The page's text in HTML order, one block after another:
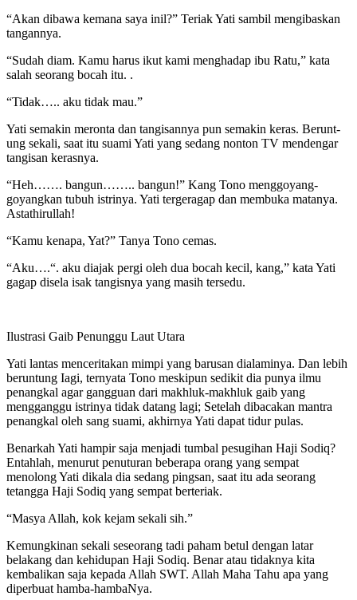
“Akan dibawa kemana saya inil?” Teriak Yati sambil mengibaskan
tangannya.
“Sudah diam. Kamu harus ikut kami menghadap ibu Ratu,” kata
salah seorang bocah itu. .
“Tidak….. aku tidak mau.”
Yati semakin meronta dan tangisannya pun semakin keras. Berunt-
ung sekali, saat itu suami Yati yang sedang nonton TV mendengar
tangisan kerasnya.
“Heh……. bangun…….. bangun!” Kang Tono menggoyang-
goyangkan tubuh istrinya. Yati tergeragap dan membuka matanya.
Astathirullah!
“Kamu kenapa, Yat?” Tanya Tono cemas.
“Aku….“. aku diajak pergi oleh dua bocah kecil, kang,” kata Yati
gagap disela isak tangisnya yang masih tersedu.
Ilustrasi Gaib Penunggu Laut Utara
Yati lantas menceritakan mimpi yang barusan dialaminya. Dan lebih
beruntung Iagi, ternyata Tono meskipun sedikit dia punya ilmu
penangkal agar gangguan dari makhluk-makhluk gaib yang
mengganggu istrinya tidak datang lagi; Setelah dibacakan mantra
penangkal oleh sang suami, akhirnya Yati dapat tidur pulas.
Benarkah Yati hampir saja menjadi tumbal pesugihan Haji Sodiq?
Entahlah, menurut penuturan beberapa orang yang sempat
menolong Yati dikala dia sedang pingsan, saat itu ada seorang
tetangga Haji Sodiq yang sempat berteriak.
“Masya Allah, kok kejam sekali sih.”
Kemungkinan sekali seseorang tadi paham betul dengan latar
belakang dan kehidupan Haji Sodiq. Benar atau tidaknya kita
kembalikan saja kepada Allah SWT. Allah Maha Tahu apa yang
diperbuat hamba-hambaNya.